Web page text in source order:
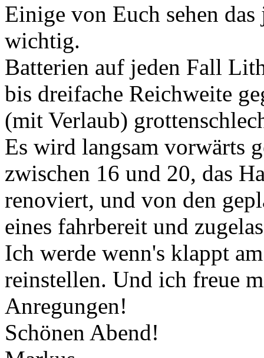
Einige von Euch sehen
wichtig.
Batterien auf jeden Fall
bis dreifache Reichweite
(mit Verlaub)
Es wird langsam vorwärts
zwischen 16 und 20, das
renoviert, und von den
eines fahrbereit und
Ich werde wenn's klappt
reinstellen. Und ich freue
Anregungen!
Schönen Abend!